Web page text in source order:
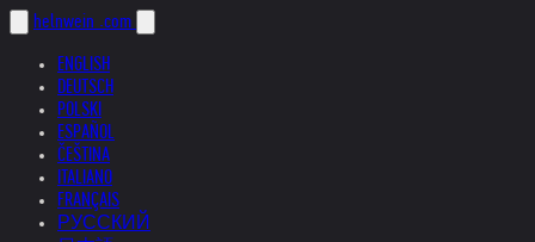
helnwein .com
ENGLISH
DEUTSCH
POLSKI
ESPAÑOL
ČEŠTINA
ITALIANO
FRANÇAIS
РУССКИЙ